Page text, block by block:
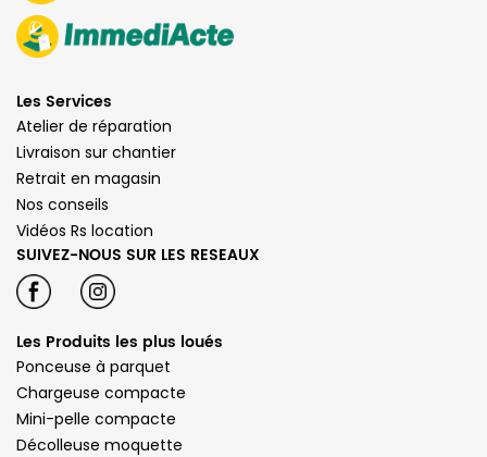
Les Services
Atelier de réparation
Livraison sur chantier
Retrait en magasin
Nos conseils
Vidéos Rs location
SUIVEZ-NOUS SUR LES RESEAUX
Les Produits les plus loués
Ponceuse à parquet
Chargeuse compacte
Mini-pelle compacte
Décolleuse moquette